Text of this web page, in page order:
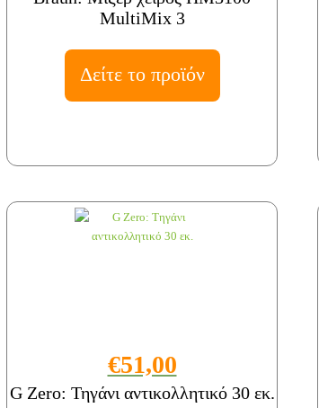
MultiMix 3
Δείτε το προϊόν
€51,00
G Zero: Τηγάνι αντικολλητικό 30 εκ.